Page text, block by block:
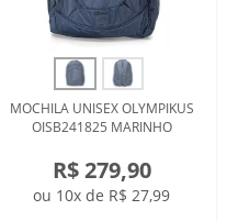
MOCHILA UNISEX OLYMPIKUS
OISB241825 MARINHO
R$ 279,90
ou 10x de R$ 27,99